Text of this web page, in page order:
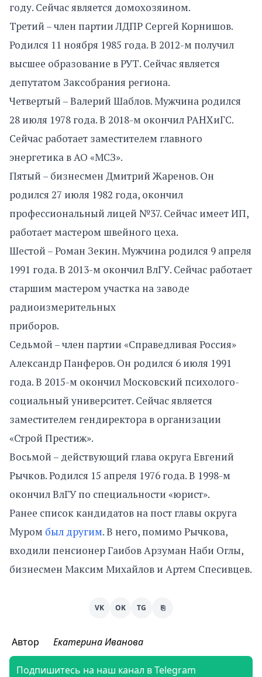
году. Сейчас является домохозяином.
Третий – член партии ЛДПР Сергей Корнишов.
Родился 11 ноября 1985 года. В 2012-м получил
высшее образование в РУТ. Сейчас является
депутатом Заксобрания региона.
Четвертый – Валерий Шаблов. Мужчина родился
28 июля 1978 года. В 2018-м окончил РАНХиГС.
Сейчас работает заместителем главного
энергетика в АО «МСЗ».
Пятый – бизнесмен Дмитрий Жаренов. Он
родился 27 июля 1982 года, окончил
профессиональный лицей №37. Сейчас имеет ИП,
работает мастером швейного цеха.
Шестой – Роман Зекин. Мужчина родился 9 апреля
1991 года. В 2013-м окончил ВлГУ. Сейчас работает
старшим мастером участка на заводе
радиоизмерительных
приборов.
Седьмой – член партии «Справедливая Россия»
Александр Панферов. Он родился 6 июля 1991
года. В 2015-м окончил Московский психолого-
социальный университет. Сейчас является
заместителем гендиректора в организации
«Строй Престиж».
Восьмой – действующий глава округа Евгений
Рычков. Родился 15 апреля 1976 года. В 1998-м
окончил ВлГУ по специальности «юрист».
Ранее список кандидатов на пост главы округа
Муром был другим. В него, помимо Рычкова,
входили пенсионер Гаибов Арзуман Наби Оглы,
бизнесмен Максим Михайлов и Артем Спесивцев.
VK OK TG ⎘
Автор Екатерина Иванова
Подпишитесь на наш канал в Telegram